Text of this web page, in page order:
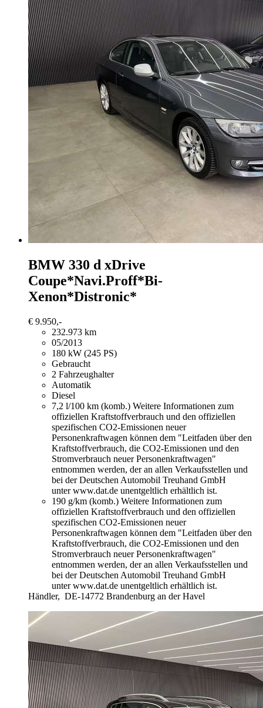
BMW 330 d xDrive
Coupe*Navi.Proff*Bi-
Xenon*Distronic*
€ 9.950,-
232.973 km
05/2013
180 kW (245 PS)
Gebraucht
2 Fahrzeughalter
Automatik
Diesel
7,2 l/100 km (komb.) Weitere Informationen zum
offiziellen Kraftstoffverbrauch und den offiziellen
spezifischen CO2-Emissionen neuer
Personenkraftwagen können dem "Leitfaden über den
Kraftstoffverbrauch, die CO2-Emissionen und den
Stromverbrauch neuer Personenkraftwagen"
entnommen werden, der an allen Verkaufsstellen und
bei der Deutschen Automobil Treuhand GmbH
unter www.dat.de unentgeltlich erhältlich ist.
190 g/km (komb.) Weitere Informationen zum
offiziellen Kraftstoffverbrauch und den offiziellen
spezifischen CO2-Emissionen neuer
Personenkraftwagen können dem "Leitfaden über den
Kraftstoffverbrauch, die CO2-Emissionen und den
Stromverbrauch neuer Personenkraftwagen"
entnommen werden, der an allen Verkaufsstellen und
bei der Deutschen Automobil Treuhand GmbH
unter www.dat.de unentgeltlich erhältlich ist.
Händler, DE-14772 Brandenburg an der Havel